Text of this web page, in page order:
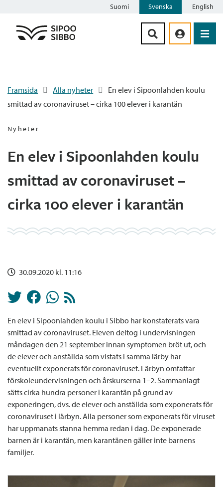
Suomi Svenska English
Framsida Alla nyheter
En elev i Sipoonlahden koulu
smittad av coronaviruset – cirka 100 elever i karantän
Nyheter
En elev i Sipoonlahden koulu
smittad av coronaviruset –
cirka 100 elever i karantän
30.09.2020 kl. 11:16
En elev i Sipoonlahden koulu i Sibbo har konstaterats vara
smittad av coronaviruset. Eleven deltog i undervisningen
måndagen den 21 september innan symptomen bröt ut, och
de elever och anställda som vistats i samma lärby har
eventuellt exponerats för coronaviruset. Lärbyn omfattar
förskoleundervisningen och årskurserna 1–2. Sammanlagt
sätts cirka hundra personer i karantän på grund av
exponeringen, dvs. de elever och anställda som exponerats för
coronaviruset i lärbyn. Alla personer som exponerats för viruset
har uppmanats stanna hemma redan i dag. De exponerade
barnen är i karantän, men karantänen gäller inte barnens
familjer.